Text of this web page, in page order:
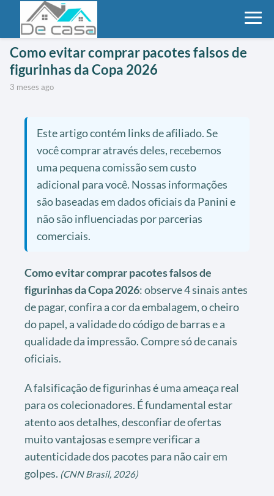
Como evitar comprar pacotes falsos de
figurinhas da Copa 2026
3 meses ago
Este artigo contém links de afiliado. Se
você comprar através deles, recebemos
uma pequena comissão sem custo
adicional para você. Nossas informações
são baseadas em dados oficiais da Panini e
não são influenciadas por parcerias
comerciais.
Como evitar comprar pacotes falsos de
figurinhas da Copa 2026: observe 4 sinais antes
de pagar, confira a cor da embalagem, o cheiro
do papel, a validade do código de barras e a
qualidade da impressão. Compre só de canais
oficiais.
A falsificação de figurinhas é uma ameaça real
para os colecionadores. É fundamental estar
atento aos detalhes, desconfiar de ofertas
muito vantajosas e sempre verificar a
autenticidade dos pacotes para não cair em
golpes. (CNN Brasil, 2026)